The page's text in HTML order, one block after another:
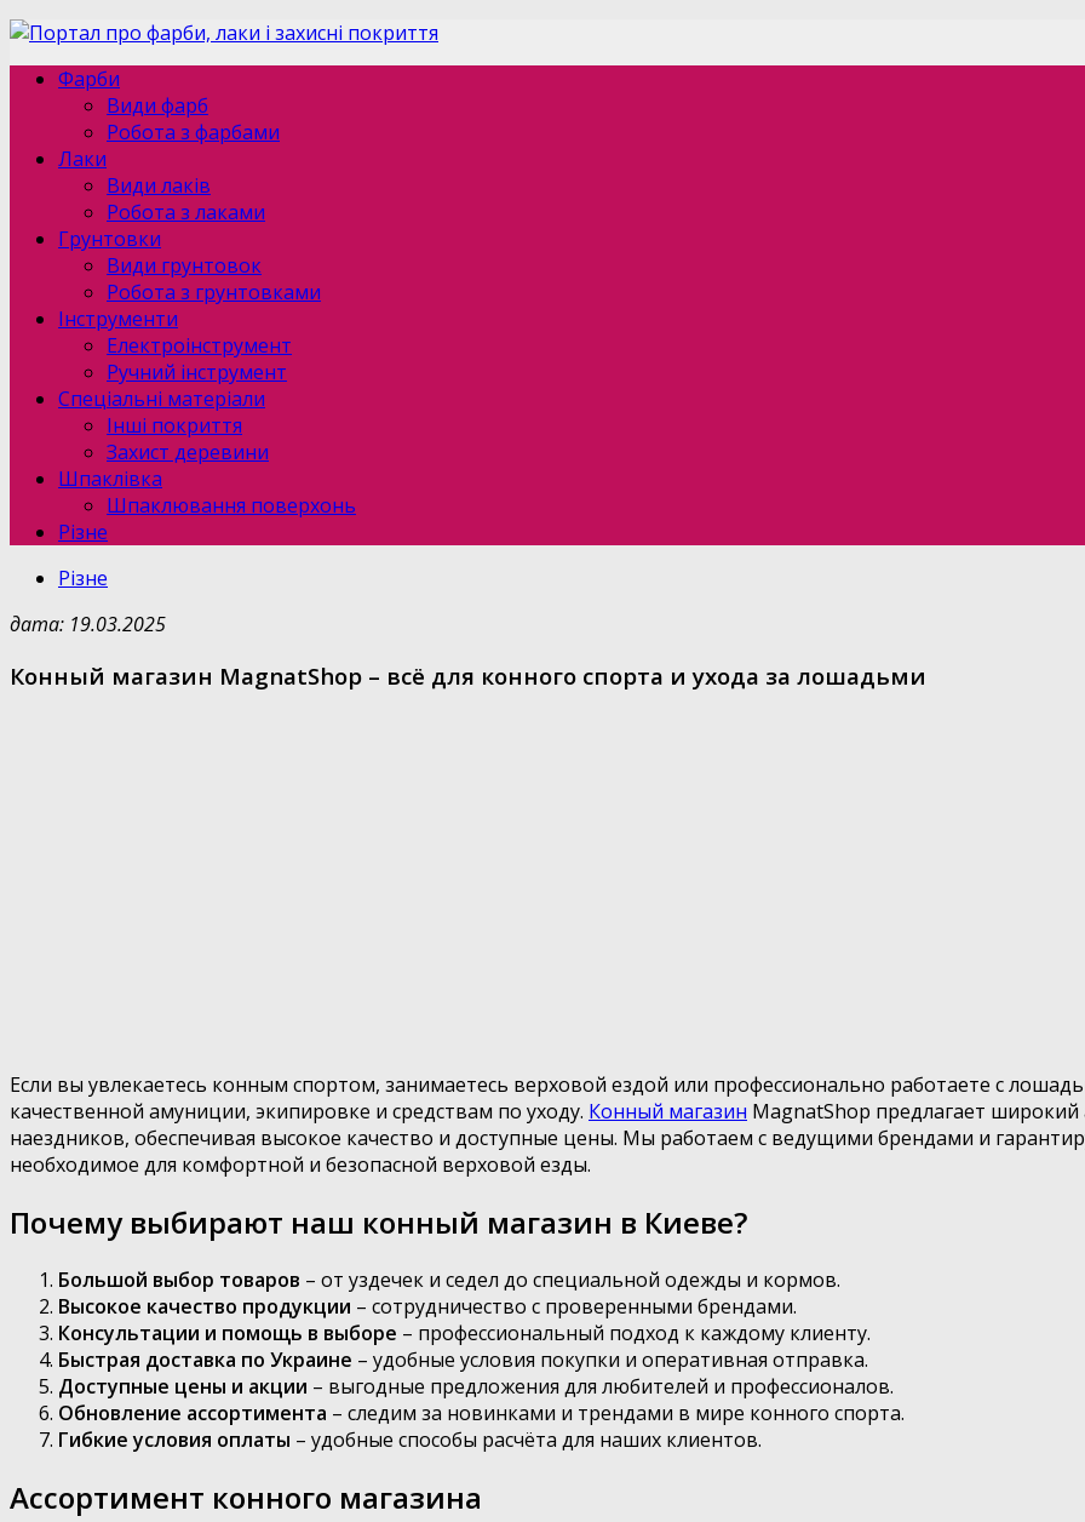
Фарби
Види фарб
Робота з фарбами
Лаки
Види лаків
Робота з лаками
Грунтовки
Види грунтовок
Робота з грунтовками
Інструменти
Електроінструмент
Ручний інструмент
Спеціальні матеріали
Інші покриття
Захист деревини
Шпаклівка
Шпаклювання поверхонь
Різне
Різне
дата: 19.03.2025
Конный магазин MagnatShop – всё для конного спорта и ухода за лошадьми
Если вы увлекаетесь конным спортом, занимаетесь верховой ездой или профессионально работаете с
качественной амуниции, экипировке и средствам по уходу. Конный магазин MagnatShop предлагает
наездников, обеспечивая высокое качество и доступные цены. Мы работаем с ведущими брендами и
необходимое для комфортной и безопасной верховой езды.
Почему выбирают наш конный магазин в Киеве?
Большой выбор товаров – от уздечек и седел до специальной одежды и кормов.
Высокое качество продукции – сотрудничество с проверенными брендами.
Консультации и помощь в выборе – профессиональный подход к каждому клиенту.
Быстрая доставка по Украине – удобные условия покупки и оперативная отправка.
Доступные цены и акции – выгодные предложения для любителей и профессионалов.
Обновление ассортимента – следим за новинками и трендами в мире конного спорта.
Гибкие условия оплаты – удобные способы расчёта для наших клиентов.
Ассортимент конного магазина